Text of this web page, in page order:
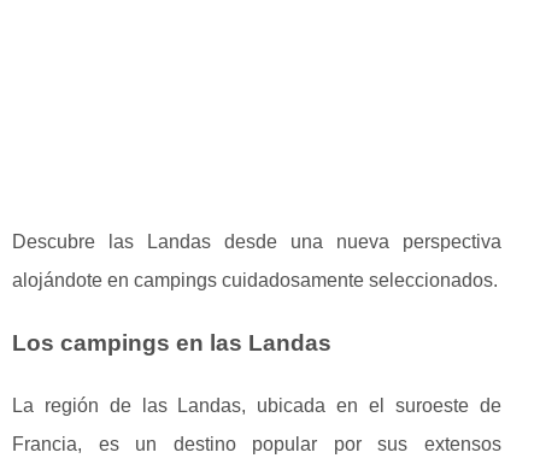
Descubre las Landas desde una nueva perspectiva
alojándote en campings cuidadosamente seleccionados.
Los campings en las Landas
La región de las Landas, ubicada en el suroeste de
Francia, es un destino popular por sus extensos